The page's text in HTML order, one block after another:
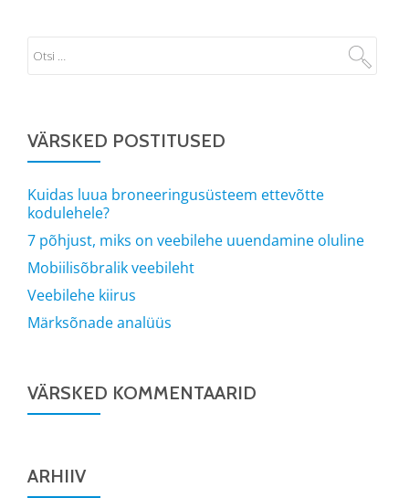
VÄRSKED POSTITUSED
Kuidas luua broneeringusüsteem ettevõtte
kodulehele?
7 põhjust, miks on veebilehe uuendamine oluline
Mobiilisõbralik veebileht
Veebilehe kiirus
Märksõnade analüüs
VÄRSKED KOMMENTAARID
ARHIIV